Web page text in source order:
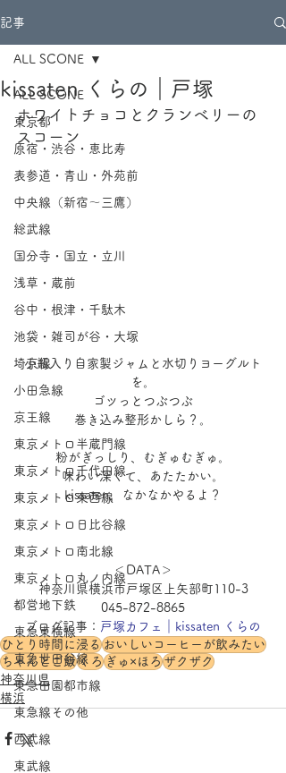
記事
ALL SCONE
東京都
原宿・渋谷・恵比寿
表参道・青山・外苑前
中央線（新宿～三鷹）
総武線
国分寺・国立・立川
浅草・蔵前
谷中・根津・千駄木
池袋・雑司が谷・大塚
埼京線
小田急線
京王線
東京メトロ半蔵門線
東京メトロ千代田線
東京メトロ東西線
東京メトロ日比谷線
東京メトロ南北線
東京メトロ丸ノ内線
都営地下鉄
東急東横線
東急世田谷線
東急田園都市線
東急線その他
西武線
東武線
ALL SCONE
kissaten くらの｜戸塚
ホワイトチョコとクランベリーの
スコーン
小瓶入り自家製ジャムと水切りヨーグルト
を。
ゴツっとつぶつぶ
巻き込み整形かしら？。
粉がぎっしり、むぎゅむぎゅ。
味わい深くて、あたたかい。
kissaten、なかなかやるよ？
＜DATA＞
神奈川県横浜市戸塚区上矢部町110-3
045-872-8865
ブログ記事： 戸塚カフェ｜kissaten くらの
ひとり時間に浸るおいしいコーヒーが飲みたい
ちゃんとご飯くろぎゅ×ほろザクザク
神奈川県
横浜